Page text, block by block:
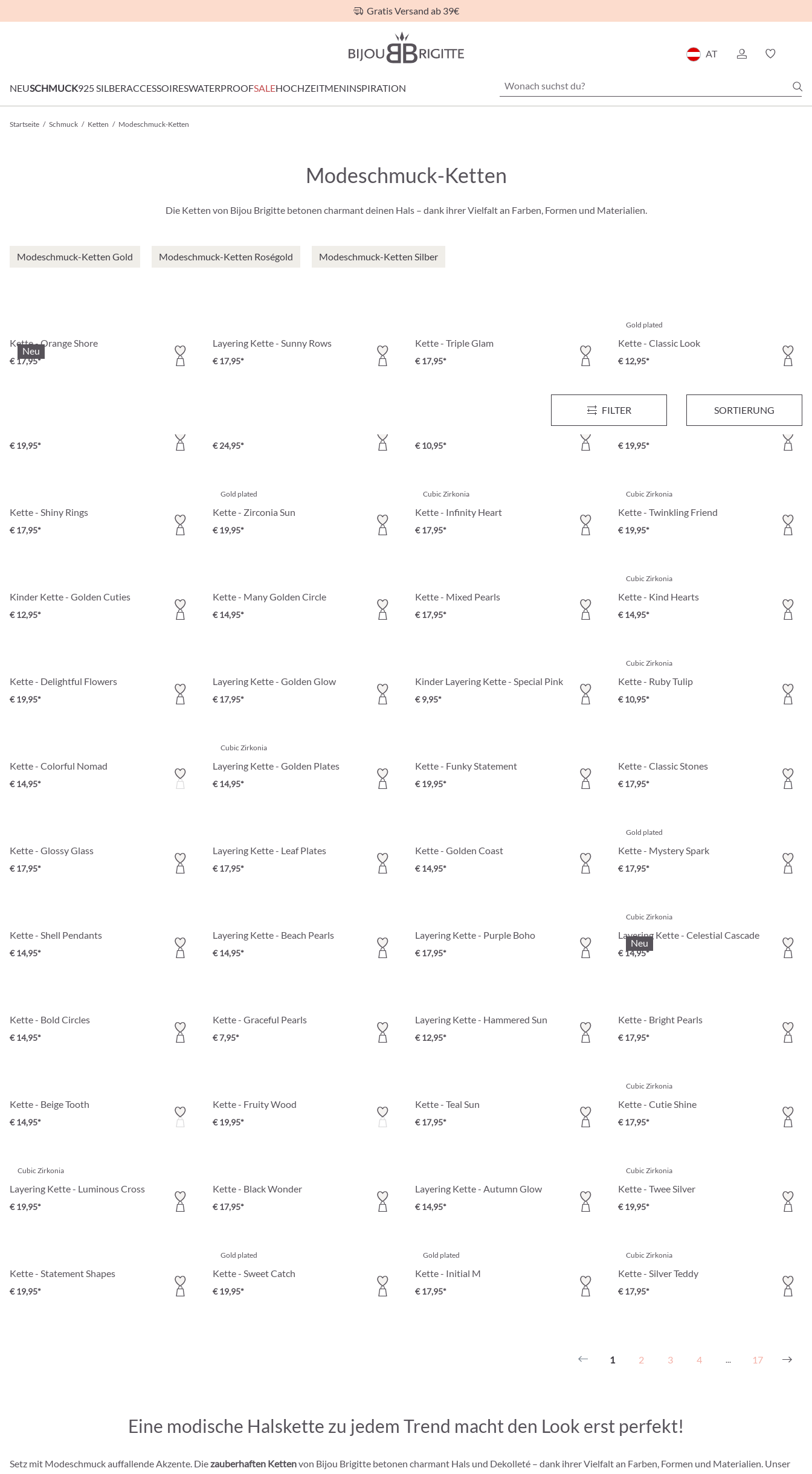
Gratis Versand ab 39€
AT
NEUSCHMUCK925 SILBERACCESSOIRESWATERPROOFSALEHOCHZEITMENINSPIRATION
Startseite / Schmuck / Ketten / Modeschmuck-Ketten
Modeschmuck-Ketten
Die Ketten von Bijou Brigitte betonen charmant deinen Hals – dank ihrer Vielfalt an Farben, Formen und Materialien.
Modeschmuck-Ketten Gold Modeschmuck-Ketten Roségold Modeschmuck-Ketten Silber
FILTER SORTIERUNG
Neu
Kette - Orange Shore
€ 17,95*
Layering Kette - Sunny Rows
€ 17,95*
Kette - Triple Glam
€ 17,95*
Gold plated
Kette - Classic Look
€ 12,95*
€ 19,95* € 24,95* € 10,95*
Kette - Nature Mix
€ 19,95*
Kette - Shiny Rings
€ 17,95*
Gold plated
Kette - Zirconia Sun
€ 19,95*
Cubic Zirkonia
Kette - Infinity Heart
€ 17,95*
Cubic Zirkonia
Kette - Twinkling Friend
€ 19,95*
Kinder Kette - Golden Cuties
€ 12,95*
Kette - Many Golden Circle
€ 14,95*
Kette - Mixed Pearls
€ 17,95*
Cubic Zirkonia
Kette - Kind Hearts
€ 14,95*
Kette - Delightful Flowers
€ 19,95*
Layering Kette - Golden Glow
€ 17,95*
Kinder Layering Kette - Special Pink
€ 9,95*
Cubic Zirkonia
Kette - Ruby Tulip
€ 10,95*
Kette - Colorful Nomad
€ 14,95*
Cubic Zirkonia
Layering Kette - Golden Plates
€ 14,95*
Kette - Funky Statement
€ 19,95*
Kette - Classic Stones
€ 17,95*
Kette - Glossy Glass
€ 17,95*
Layering Kette - Leaf Plates
€ 17,95*
Kette - Golden Coast
€ 14,95*
Gold plated
Kette - Mystery Spark
€ 17,95*
Kette - Shell Pendants
€ 14,95*
Layering Kette - Beach Pearls
€ 14,95*
Layering Kette - Purple Boho
€ 17,95*
Neu
Cubic Zirkonia
Layering Kette - Celestial Cascade
€ 14,95*
Kette - Bold Circles
€ 14,95*
Kette - Graceful Pearls
€ 7,95*
Layering Kette - Hammered Sun
€ 12,95*
Kette - Bright Pearls
€ 17,95*
Kette - Beige Tooth
€ 14,95*
Kette - Fruity Wood
€ 19,95*
Kette - Teal Sun
€ 17,95*
Cubic Zirkonia
Kette - Cutie Shine
€ 17,95*
Cubic Zirkonia
Layering Kette - Luminous Cross
€ 19,95*
Kette - Black Wonder
€ 17,95*
Layering Kette - Autumn Glow
€ 14,95*
Cubic Zirkonia
Kette - Twee Silver
€ 19,95*
Kette - Statement Shapes
€ 19,95*
Gold plated
Kette - Sweet Catch
€ 19,95*
Gold plated
Kette - Initial M
€ 17,95*
Cubic Zirkonia
Kette - Silver Teddy
€ 17,95*
1 2 3 4 ... 17
Eine modische Halskette zu jedem Trend macht den Look erst perfekt!
Setz mit Modeschmuck auffallende Akzente. Diezauberhaften Kettenvon Bijou Brigitte betonen charmant Hals und Dekolleté – dank ihrer Vielfalt an Farben, Formen und Materialien. Unser